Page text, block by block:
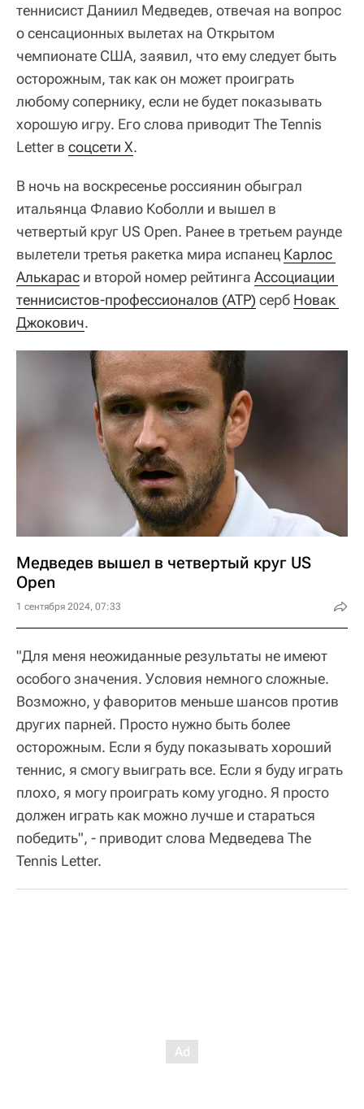
теннисист Даниил Медведев, отвечая на вопрос
о сенсационных вылетах на Открытом
чемпионате США, заявил, что ему следует быть
осторожным, так как он может проиграть
любому сопернику, если не будет показывать
хорошую игру. Его слова приводит The Tennis
Letter в соцсети X.
В ночь на воскресенье россиянин обыграл
итальянца Флавио Коболли и вышел в
четвертый круг US Open. Ранее в третьем раунде
вылетели третья ракетка мира испанец Карлос
Алькарас и второй номер рейтинга Ассоциации
теннисистов-профессионалов (ATP) серб Новак
Джокович.
Медведев вышел в четвертый круг US
Open
1 сентября 2024, 07:33
"Для меня неожиданные результаты не имеют
особого значения. Условия немного сложные.
Возможно, у фаворитов меньше шансов против
других парней. Просто нужно быть более
осторожным. Если я буду показывать хороший
теннис, я смогу выиграть все. Если я буду играть
плохо, я могу проиграть кому угодно. Я просто
должен играть как можно лучше и стараться
победить", - приводит слова Медведева The
Tennis Letter.